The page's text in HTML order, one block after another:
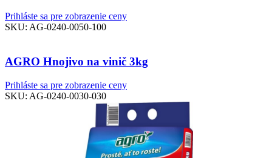
Prihláste sa pre zobrazenie ceny
SKU: AG-0240-0050-100
AGRO Hnojivo na vinič 3kg
Prihláste sa pre zobrazenie ceny
SKU: AG-0240-0030-030